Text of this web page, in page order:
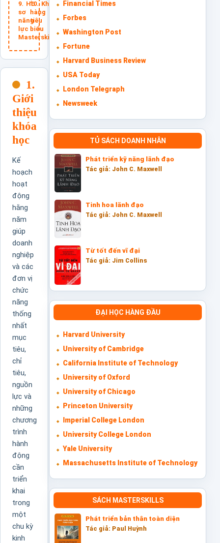
Hồ
sơ
năng
lực
Masterskills
Khách
hàng
tiêu
biểu
1.
Giới
thiệu
khóa
học
Kế
hoạch
hoạt
động
hằng
năm
giúp
doanh
nghiệp
và các
đơn vị
chức
năng
thống
nhất
mục
tiêu,
chỉ
tiêu,
nguồn
lực và
những
chương
trình
hành
động
cần
triển
khai
trong
một
chu kỳ
kinh
Financial Times
Forbes
Washington Post
Fortune
Harvard Business Review
USA Today
London Telegraph
Newsweek
TỦ SÁCH DOANH NHÂN
Phát triển kỹ năng lãnh đạo
Tác giả: John C. Maxwell
Tinh hoa lãnh đạo
Tác giả: John C. Maxwell
Từ tốt đến vĩ đại
Tác giả: Jim Collins
ĐẠI HỌC HÀNG ĐẦU
Harvard University
University of Cambridge
California Institute of Technology
University of Oxford
University of Chicago
Princeton University
Imperial College London
University College London
Yale University
Massachusetts Institute of Technology
SÁCH MASTERSKILLS
Phát triển bản thân toàn diện
Tác giả: Paul Huỳnh